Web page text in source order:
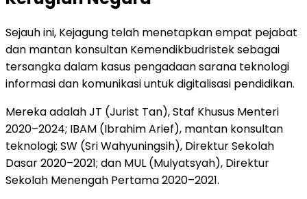
Sejauh ini, Kejagung telah menetapkan empat pejabat
dan mantan konsultan Kemendikbudristek sebagai
tersangka dalam kasus pengadaan sarana teknologi
informasi dan komunikasi untuk digitalisasi pendidikan.
Mereka adalah JT (Jurist Tan), Staf Khusus Menteri
2020–2024; IBAM (Ibrahim Arief), mantan konsultan
teknologi; SW (Sri Wahyuningsih), Direktur Sekolah
Dasar 2020–2021; dan MUL (Mulyatsyah), Direktur
Sekolah Menengah Pertama 2020–2021.